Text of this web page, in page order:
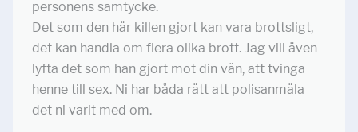
personens samtycke.
Det som den här killen gjort kan vara brottsligt,
det kan handla om flera olika brott. Jag vill även
lyfta det som han gjort mot din vän, att tvinga
henne till sex. Ni har båda rätt att polisanmäla
det ni varit med om.